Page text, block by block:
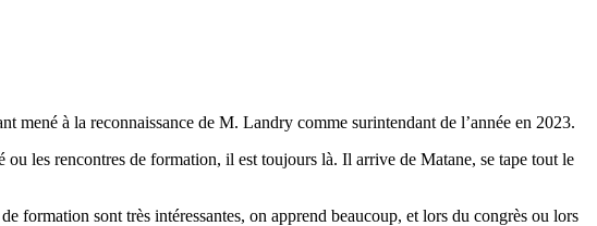
à la reconnaissance de M. Landry comme surintendant de l’année en 2023.
ou les rencontres de formation, il est toujours là. Il arrive de Matane, se tape tout le
formation sont très intéressantes, on apprend beaucoup, et lors du congrès ou lors